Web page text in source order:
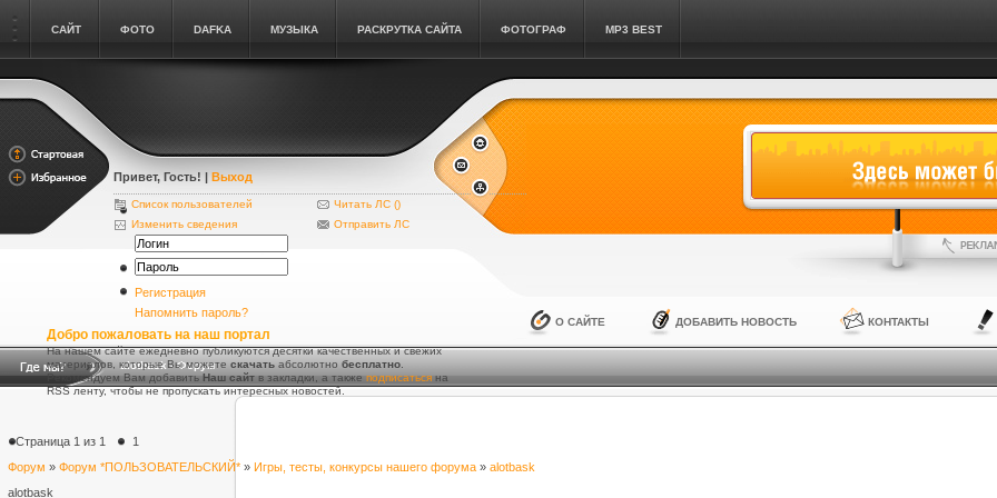
САЙТ ФОТО DAFKA МУЗЫКА РАСКРУТКА САЙТА ФОТОГРАФ MP3 BEST
Привет, Гость! | Выход
Список пользователей
Изменить сведения
Читать ЛС ()
Отправить ЛС
Регистрация
Напомнить пароль?
Добро пожаловать на наш портал
На нашем сайте ежедневно публикуются десятки качественных и свежих
материалов, которые Вы можете скачать абсолютно бесплатно.
Рекомендуем Вам добавитьНаш сайтв закладки, а такжеподписатьсяна
RSS ленту, чтобы не пропускать интересных новостей.
О САЙТЕ ДОБАВИТЬ НОВОСТЬ КОНТАКТЫ
alotbask - Форум
Страница 1 из 1
1
Форум » Форум *ПОЛЬЗОВАТЕЛЬСКИЙ* » Игры, тесты, конкурсы нашего форума » alotbask
alotbask